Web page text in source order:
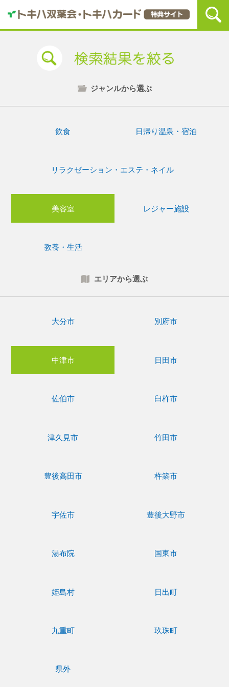
ジャンルから選ぶ
飲食 日帰り温泉・宿泊
リラクゼーション・エステ・ネイル
美容室 レジャー施設
教養・生活
エリアから選ぶ
大分市 別府市
中津市 日田市
佐伯市 臼杵市
津久見市 竹田市
豊後高田市 杵築市
宇佐市 豊後大野市
湯布院 国東市
姫島村 日出町
九重町 玖珠町
県外